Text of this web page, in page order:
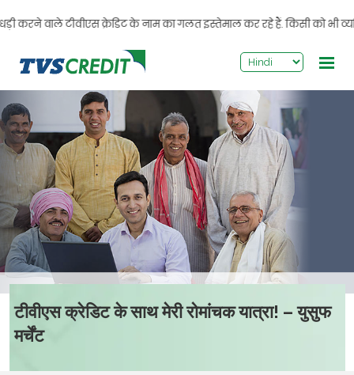
करने वाले टीवीएस क्रेडिट के नाम का गलत इस्तेमाल कर रहे हैं. किसी को भी
टीवीएस क्रेडिट के साथ मेरी रोमांचक यात्रा! – युसुफ
मर्चेंट